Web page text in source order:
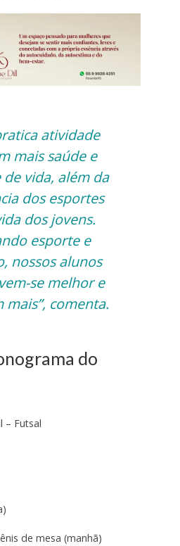
atividade
mais saúde e
vida, além da
dos esportes
dos jovens.
esporte e
nossos alunos
se melhor e
mais”, comenta.
do
– Futsal
de mesa (manhã)